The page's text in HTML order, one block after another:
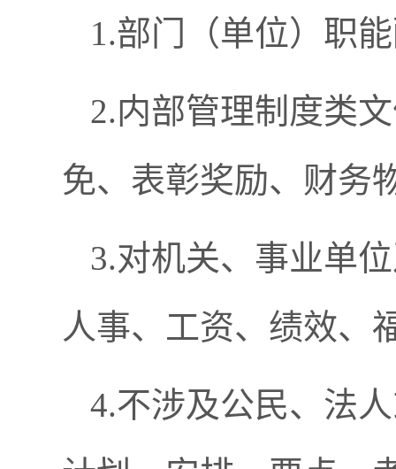
1.部门（单位）职
2.内部管理制度类
免、表彰奖励、财务
3.对机关、事业单
人事、工资、绩效、
4.不涉及公民、法